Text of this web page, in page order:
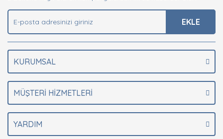
EKLE
KURUMSAL
MÜŞTERİ HİZMETLERİ
YARDIM